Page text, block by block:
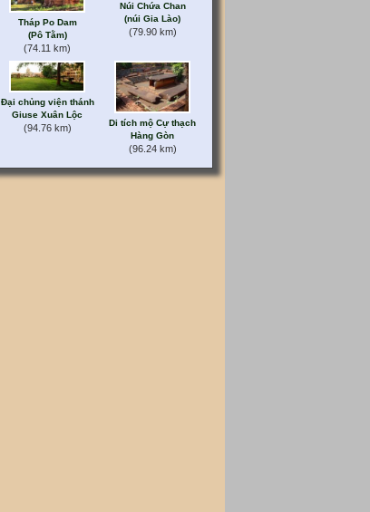
Tháp Po Dam
(Pô Tằm)
(74.11 km)
Núi Chứa Chan
(núi Gia Lào)
(79.90 km)
Đại chủng viện thánh
Giuse Xuân Lộc
(94.76 km)
Di tích mộ Cự thạch
Hàng Gòn
(96.24 km)